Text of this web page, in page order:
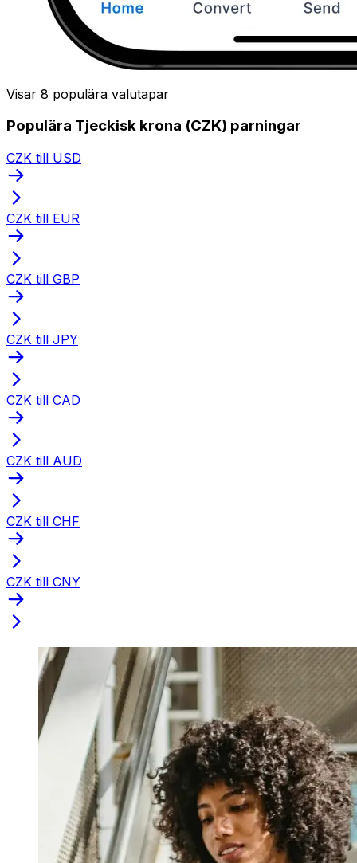
Visar 8 populära valutapar
Populära Tjeckisk krona (CZK) parningar
CZK till USD
CZK till EUR
CZK till GBP
CZK till JPY
CZK till CAD
CZK till AUD
CZK till CHF
CZK till CNY